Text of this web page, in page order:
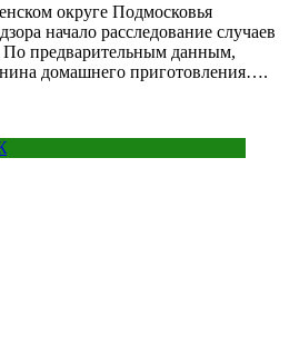
округе Подмосковья
начало расследование случаев
По предварительным данным,
домашнего приготовления….